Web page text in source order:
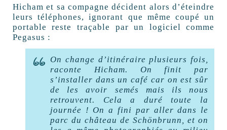
Hicham et sa compagne décident alors d’éteindre
leurs téléphones, ignorant que même coupé un
portable reste traçable par un logiciel comme
Pegasus :
On change d’itinéraire plusieurs fois,
raconte Hicham. On finit par
s’installer dans un café car on est sûr
de les avoir semés mais ils nous
retrouvent. Cela a duré toute la
journée ! On a fini par aller dans le
parc du château de Schönbrunn, et on